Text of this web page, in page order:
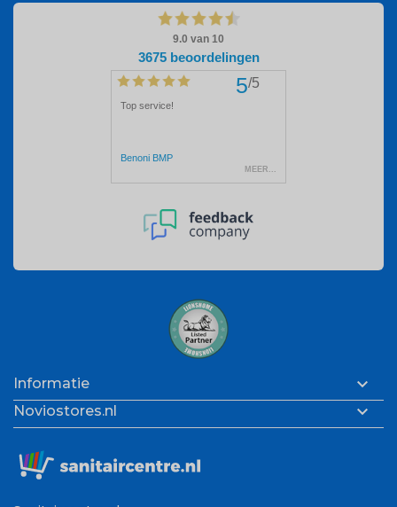
Informatie 
Noviostores.nl 